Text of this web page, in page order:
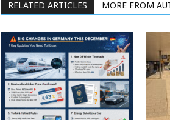
RELATED ARTICLES MORE FROM